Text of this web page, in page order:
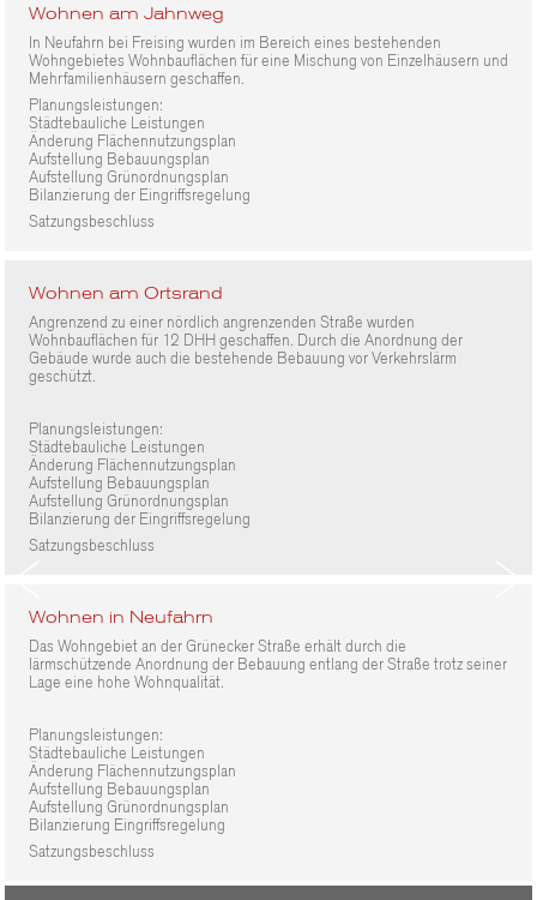
Wohnen am Jahnweg
In Neufahrn bei Freising wurden im Bereich eines bestehenden
Wohngebietes Wohnbauflächen für eine Mischung von Einzelhäusern und
Mehrfamilienhäusern geschaffen.
Planungsleistungen:
Städtebauliche Leistungen
Änderung Flächennutzungsplan
Aufstellung Bebauungsplan
Aufstellung Grünordnungsplan
Bilanzierung der Eingriffsregelung
Satzungsbeschluss
Wohnen am Ortsrand
Angrenzend zu einer nördlich angrenzenden Straße wurden
Wohnbauflächen für 12 DHH geschaffen. Durch die Anordnung der
Gebäude wurde auch die bestehende Bebauung vor Verkehrslärm
geschützt.
Planungsleistungen:
Städtebauliche Leistungen
Änderung Flächennutzungsplan
Aufstellung Bebauungsplan
Aufstellung Grünordnungsplan
Bilanzierung der Eingriffsregelung
Satzungsbeschluss
Wohnen in Neufahrn
Das Wohngebiet an der Grünecker Straße erhält durch die
lärmschützende Anordnung der Bebauung entlang der Straße trotz seiner
Lage eine hohe Wohnqualität.
Planungsleistungen:
Städtebauliche Leistungen
Änderung Flächennutzungsplan
Aufstellung Bebauungsplan
Aufstellung Grünordnungsplan
Bilanzierung Eingriffsregelung
Satzungsbeschluss